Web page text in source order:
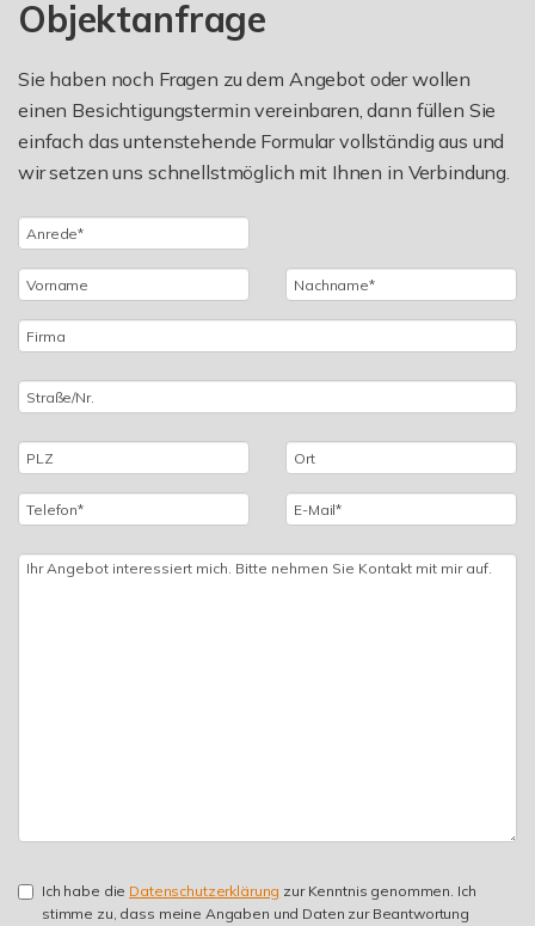
Objektanfrage
Sie haben noch Fragen zu dem Angebot oder wollen
einen Besichtigungstermin vereinbaren, dann füllen Sie
einfach das untenstehende Formular vollständig aus und
wir setzen uns schnellstmöglich mit Ihnen in Verbindung.
Ich habe die Datenschutzerklärung zur Kenntnis genommen. Ich
stimme zu, dass meine Angaben und Daten zur Beantwortung